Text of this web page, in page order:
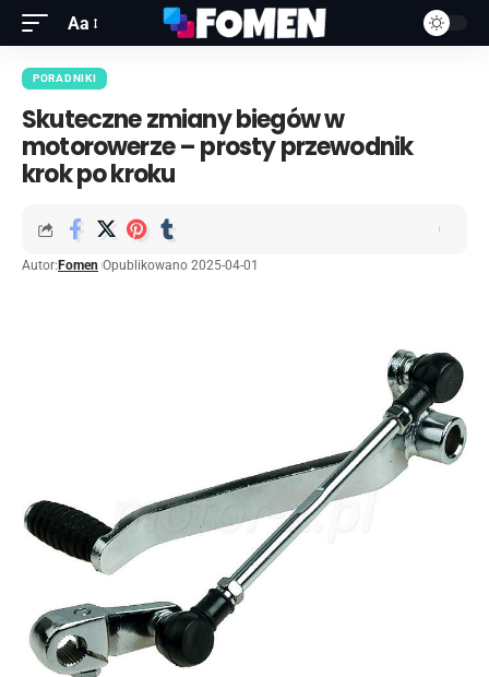
Aa
PORADNIKI
Skuteczne zmiany biegów w
motorowerze – prosty przewodnik
krok po kroku
Autor: Fomen Opublikowano 2025-04-01